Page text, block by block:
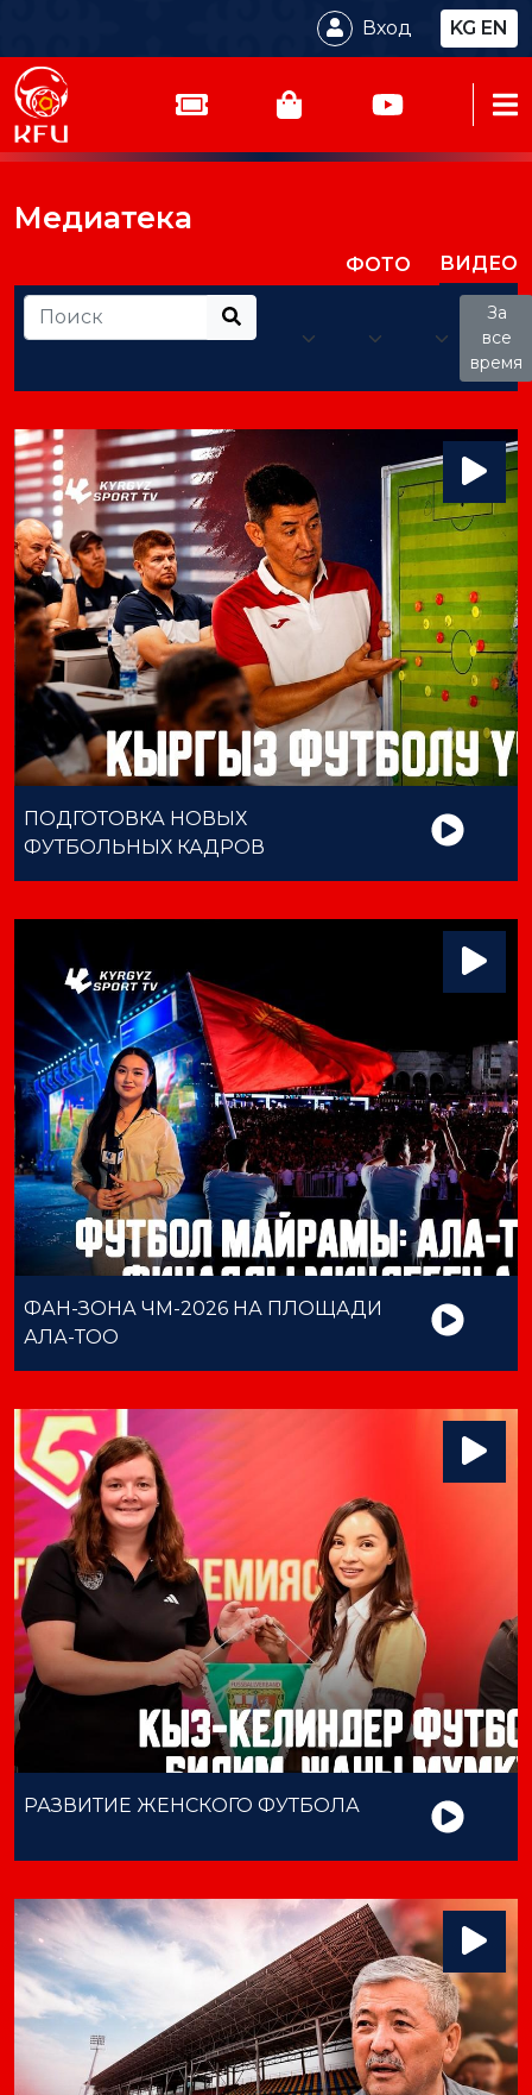
Вход KG EN
Медиатека
ФОТО ВИДЕО
За
все
время
ПОДГОТОВКА НОВЫХ
ФУТБОЛЬНЫХ КАДРОВ
ФАН-ЗОНА ЧМ-2026 НА ПЛОЩАДИ
АЛА-ТОО
РАЗВИТИЕ ЖЕНСКОГО ФУТБОЛА